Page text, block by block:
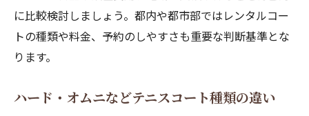
に比較検討しましょう。都内や都市部ではレンタルコー
トの種類や料金、予約のしやすさも重要な判断基準とな
ります。
ハード・オムニなどテニスコート種類の違い